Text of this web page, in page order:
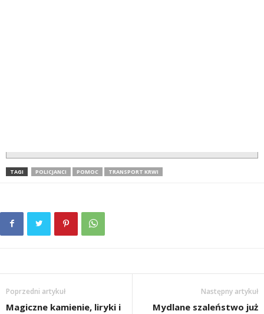
TAGI POLICJANCI POMOC TRANSPORT KRWI
Poprzedni artykuł
Magiczne kamienie, liryki i
Następny artykuł
Mydlane szaleństwo już